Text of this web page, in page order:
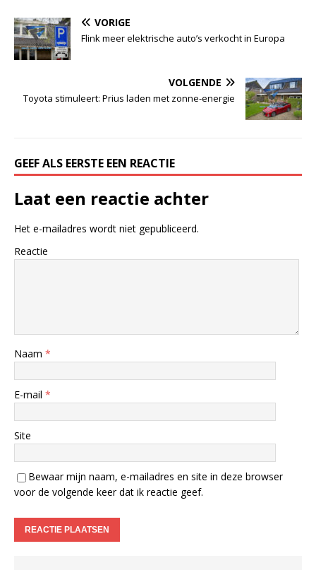
VORIGE
Flink meer elektrische auto’s verkocht in Europa
VOLGENDE
Toyota stimuleert: Prius laden met zonne-energie
GEEF ALS EERSTE EEN REACTIE
Laat een reactie achter
Het e-mailadres wordt niet gepubliceerd.
Reactie
Naam *
E-mail *
Site
Bewaar mijn naam, e-mailadres en site in deze browser
voor de volgende keer dat ik reactie geef.